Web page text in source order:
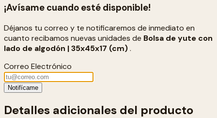
¡Avísame cuando esté disponible!
Déjanos tu correo y te notificaremos de inmediato en
cuanto recibamos nuevas unidades de Bolsa de yute con
lado de algodón | 35x45x17 (cm).
Correo Electrónico
Notifícame
Detalles adicionales del producto